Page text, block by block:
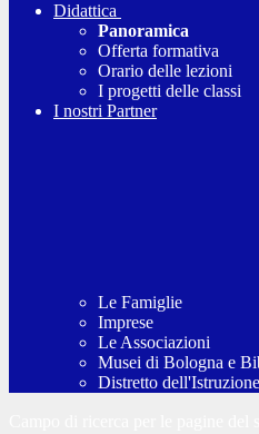
Didattica
Panoramica
Offerta formativa
Orario delle lezioni
I progetti delle classi
I nostri Partner
Le Famiglie
Imprese
Le Associazioni
Musei di Bologna e
Distretto